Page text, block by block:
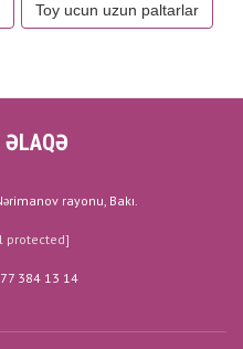
Toy ucun uzun paltarlar
rayonu, Bakı.
protected]
384 13 14